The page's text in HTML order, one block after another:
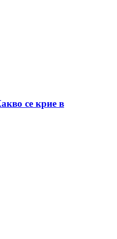
се крие в